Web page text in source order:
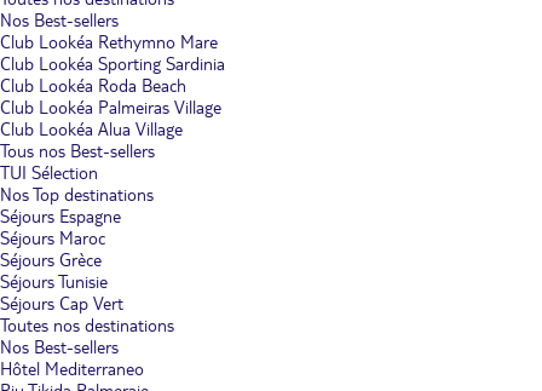
Nos Best-sellers
Club Lookéa Rethymno Mare
Club Lookéa Sporting Sardinia
Club Lookéa Roda Beach
Club Lookéa Palmeiras Village
Club Lookéa Alua Village
Tous nos Best-sellers
TUI Sélection
Nos Top destinations
Séjours Espagne
Séjours Maroc
Séjours Grèce
Séjours Tunisie
Séjours Cap Vert
Toutes nos destinations
Nos Best-sellers
Hôtel Mediterraneo